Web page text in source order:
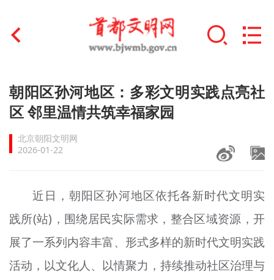
首页
文明创建
文明实践
未成年人思想道德建设
榜样人物
+
身边好人
朝阳区孙河地区：多彩文明实践点亮社
区 邻里温情共筑幸福家园
北京朝阳文明网
2026-01-22
近日，朝阳区孙河地区依托各新时代文明实
践所(站)，围绕居民实际需求，整合区域资源，开
展了一系列内容丰富、形式多样的新时代文明实践
活动，以文化人、以情聚力，持续推动社区治理与